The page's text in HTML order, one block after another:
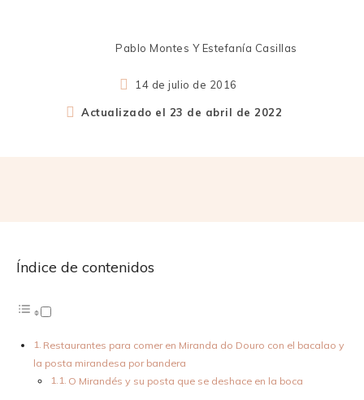
Pablo Montes Y Estefanía Casillas
14 de julio de 2016
Actualizado el 23 de abril de 2022
Índice de contenidos
Restaurantes para comer en Miranda do Douro con el bacalao y
la posta mirandesa por bandera
O Mirandés y su posta que se deshace en la boca